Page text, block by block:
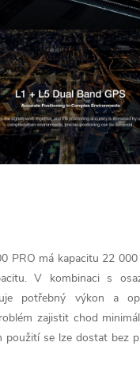
PRO má kapacitu 22
V kombinaci s
potřebný výkon a
zajistit chod
použití se lze dostat bez